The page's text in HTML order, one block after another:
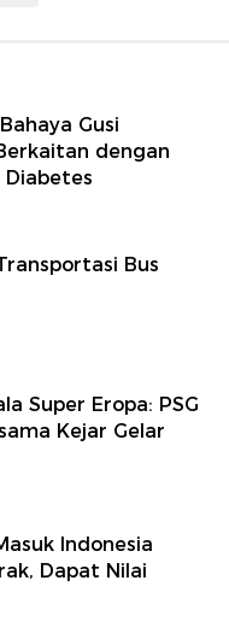
Gusi
dengan
Bus
Super Eropa: PSG
Kejar Gelar
Indonesia
Dapat Nilai